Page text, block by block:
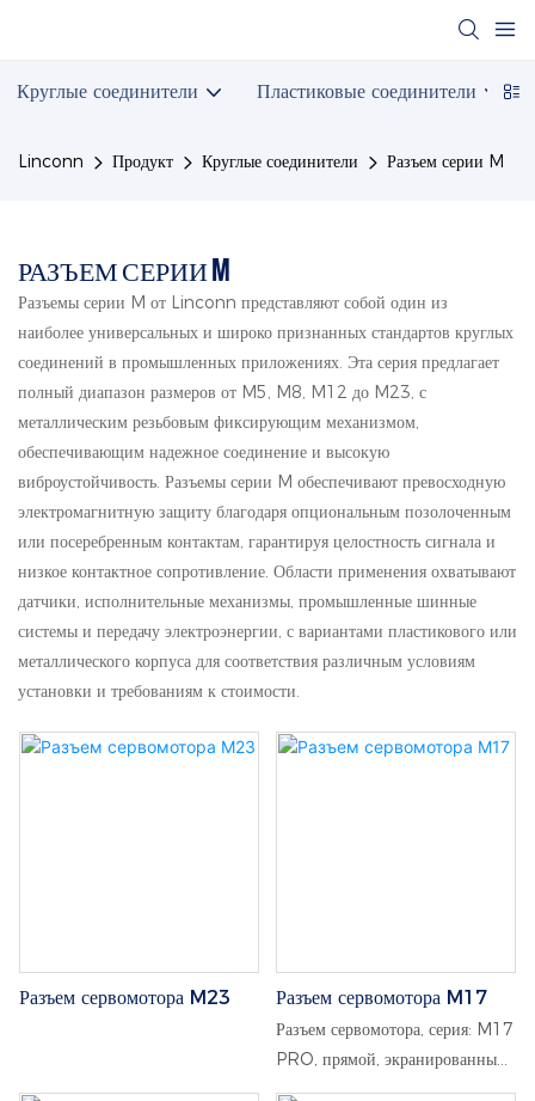
Круглые соединители Пластиковые соединители
Linconn Продукт Круглые соединители Разъем серии M
РАЗЪЕМ СЕРИИ M
Разъемы серии M от Linconn представляют собой один из
наиболее универсальных и широко признанных стандартов круглых
соединений в промышленных приложениях. Эта серия предлагает
полный диапазон размеров от M5, M8, M12 до M23, с
металлическим резьбовым фиксирующим механизмом,
обеспечивающим надежное соединение и высокую
виброустойчивость. Разъемы серии M обеспечивают превосходную
электромагнитную защиту благодаря опциональным позолоченным
или посеребренным контактам, гарантируя целостность сигнала и
низкое контактное сопротивление. Области применения охватывают
датчики, исполнительные механизмы, промышленные шинные
системы и передачу электроэнергии, с вариантами пластикового или
металлического корпуса для соответствия различным условиям
установки и требованиям к стоимости.
Разъем сервомотора M23 Разъем сервомотора M17
Разъем сервомотора, серия: M17
PRO, прямой, экранированный,
стандартная система фиксации/